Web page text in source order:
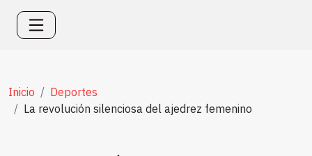
Inicio
Deportes
La revolución silenciosa del ajedrez femenino